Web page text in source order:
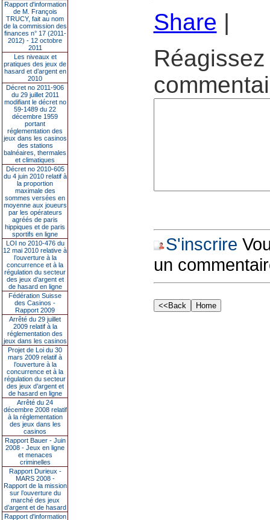
Rapport d'information
de M. François
TRUCY, fait au nom
de la commission des
finances n° 17 (2011-
2012) - 12 octobre
2011
Les niveaux et
pratiques des jeux de
hasard et d’argent en
2010
Décret no 2011-906
du 29 juillet 2011
modifiant le décret no
59-1489 du 22
décembre 1959
portant
réglementation des
jeux dans les casinos
des stations
balnéaires, thermales
et climatiques
Décret no 2010-605
du 4 juin 2010 relatif à
la proportion
maximale des
sommes versées en
moyenne aux joueurs
par les opérateurs
agréés de paris
hippiques et de paris
sportifs en ligne
LOI no 2010-476 du
12 mai 2010 relative à
l’ouverture à la
concurrence et à la
régulation du secteur
des jeux d’argent et
de hasard en ligne
Fédération Suisse
des Casinos -
Rapport 2009
Arrêté du 29 juillet
2009 relatif à la
réglementation des
jeux dans les casinos
Projet de Loi du 30
mars 2009 relatif à
l’ouverture à la
concurrence et à la
régulation du secteur
des jeux d’argent et
de hasard en ligne
Arrêté du 24
décembre 2008 relatif
à la réglementation
des jeux dans les
casinos
Rapport Bauer - Juin
2008 - Jeux en ligne
et menaces
criminelles
Rapport Durieux -
MARS 2008 -
Rapport de la mission
sur l’ouverture du
marché des jeux
d’argent et de hasard
Rapport d'information
Share |
S'inscrire
un